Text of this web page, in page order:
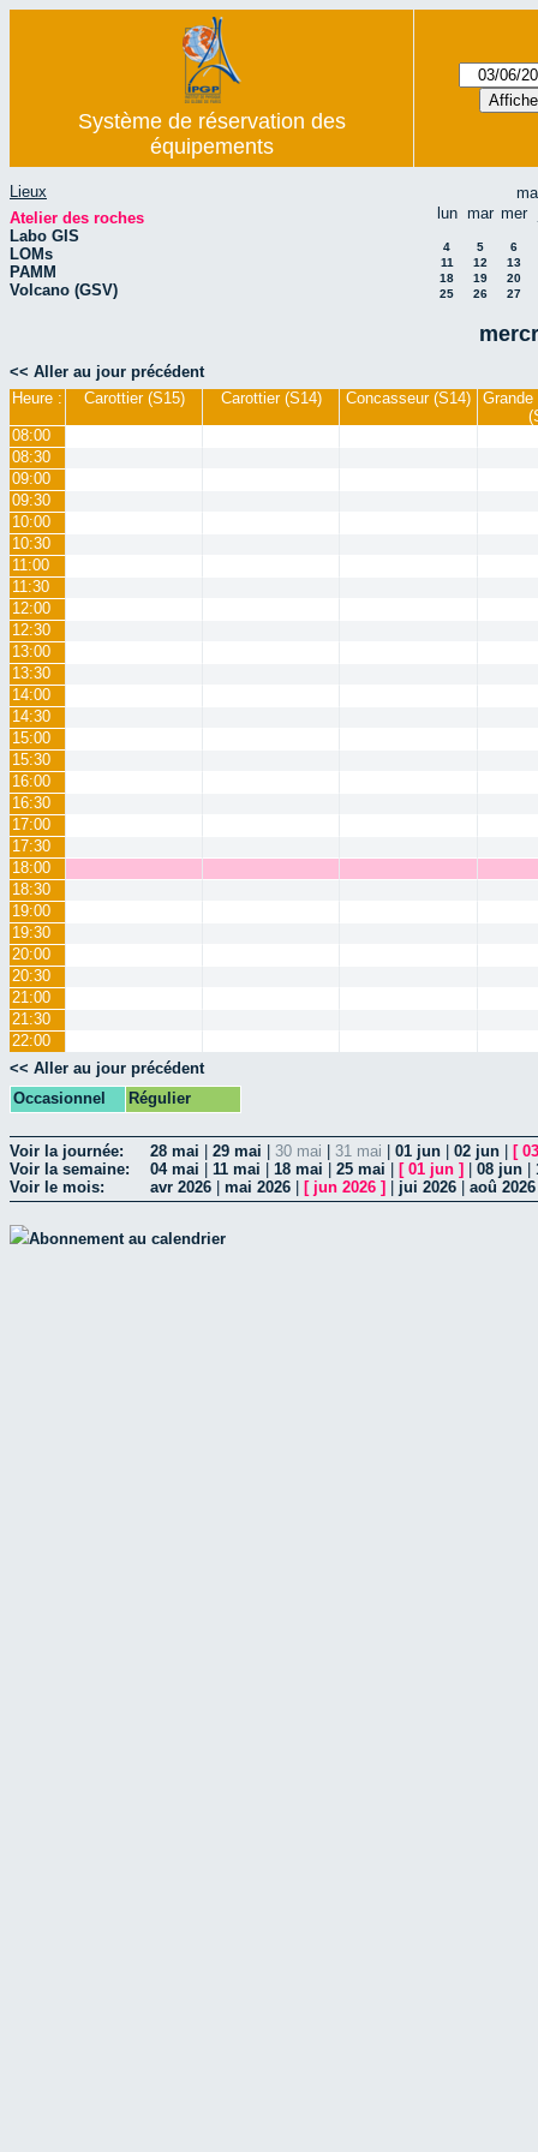
Système de réservation des
équipements
Lieux
Atelier des roches
Labo GIS
LOMs
PAMM
Volcano (GSV)
lun mar mer
4 5
6
11
12
13
18
19
20
25
26 27
<< Aller au jour précédent
Heure :
Carottier (S15) Carottier (S14) Concasseur (S14)
08:00
08:30
09:00
09:30
10:00
10:30
11:00
11:30
12:00
12:30
13:00
13:30
14:00
14:30
15:00
15:30
16:00
16:30
17:00
17:30
18:00
18:30
19:00
19:30
20:00
20:30
21:00
21:30
22:00
<< Aller au jour précédent
Occasionnel
Régulier
Voir la journée: 28 mai 29 mai 30 mai 31 mai 01 jun 02 jun [
Voir la semaine:
04 mai 11 mai 18 mai 25 mai [ 01 jun ] 08 jun
Voir le mois:
avr 2026 mai 2026 [ jun 2026 ] jui 2026 aoû 2026
Abonnement au calendrier